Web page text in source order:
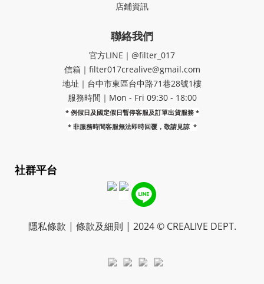
店鋪資訊
聯絡我們
官方LINE｜@filter_017
信箱｜filter017crealive@gmail.com
地址｜​台中市東區台中路71巷28號1樓
服務時間｜Mon - Fri 09:30 - 18:00
* 例假日及國定假日暫停客服及訂單出貨服務 *
* 非服務時間客服無法即時回覆，敬請見諒 *
社群平台
隱私條款 | 條款及細則 | 2024 © CREALIVE DEPT.